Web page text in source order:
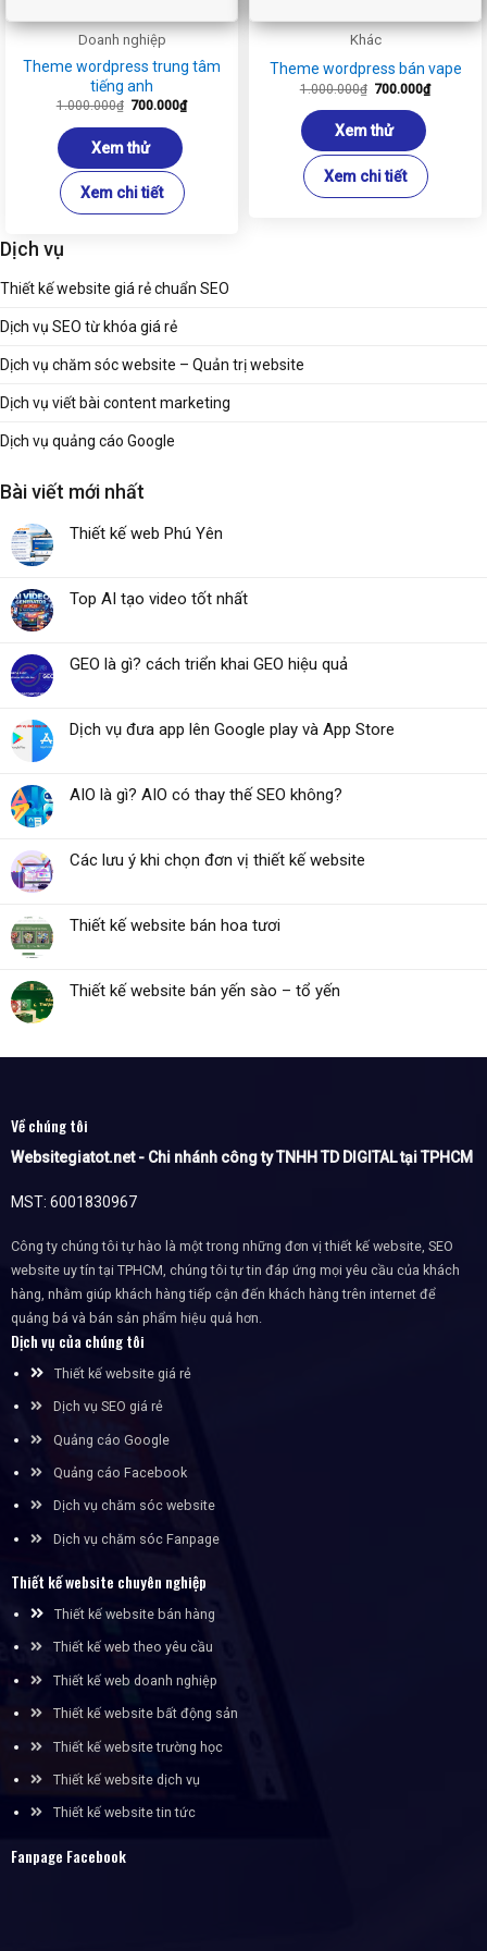
Doanh nghiệp
Theme wordpress trung tâm
tiếng anh
1.000.000₫ Giá
là:
1.000.000₫.
700.000₫Giá
hiện
Xem thử
Xem chi tiết
Khác
Theme wordpress bán vape
1.000.000₫ Giá
là:
1.000.000₫.
700.000₫Giá
hiện
Xem thử
Xem chi tiết
Dịch vụ
Thiết kế website giá rẻ chuẩn SEO
Dịch vụ SEO từ khóa giá rẻ
Dịch vụ chăm sóc website – Quản trị website
Dịch vụ viết bài content marketing
Dịch vụ quảng cáo Google
Bài viết mới nhất
Thiết kế web Phú Yên
Top AI tạo video tốt nhất
GEO là gì? cách triển khai GEO hiệu quả
Dịch vụ đưa app lên Google play và App Store
AIO là gì? AIO có thay thế SEO không?
Các lưu ý khi chọn đơn vị thiết kế website
Thiết kế website bán hoa tươi
Thiết kế website bán yến sào – tổ yến
Về chúng tôi
Websitegiatot.net - Chi nhánh công ty TNHH TD DIGITAL tại TPHCM
MST: 6001830967
Công ty chúng tôi tự hào là một trong những đơn vị thiết kế website, SEO
website uy tín tại TPHCM, chúng tôi tự tin đáp ứng mọi yêu cầu của khách
hàng, nhằm giúp khách hàng tiếp cận đến khách hàng trên internet để
quảng bá và bán sản phẩm hiệu quả hơn.
Dịch vụ của chúng tôi
Thiết kế website giá rẻ
Dịch vụ SEO giá rẻ
Quảng cáo Google
Quảng cáo Facebook
Dịch vụ chăm sóc website
Dịch vụ chăm sóc Fanpage
Thiết kế website chuyên nghiệp
Thiết kế website bán hàng
Thiết kế web theo yêu cầu
Thiết kế web doanh nghiệp
Thiết kế website bất động sản
Thiết kế website trường học
Thiết kế website dịch vụ
Thiết kế website tin tức
Fanpage Facebook